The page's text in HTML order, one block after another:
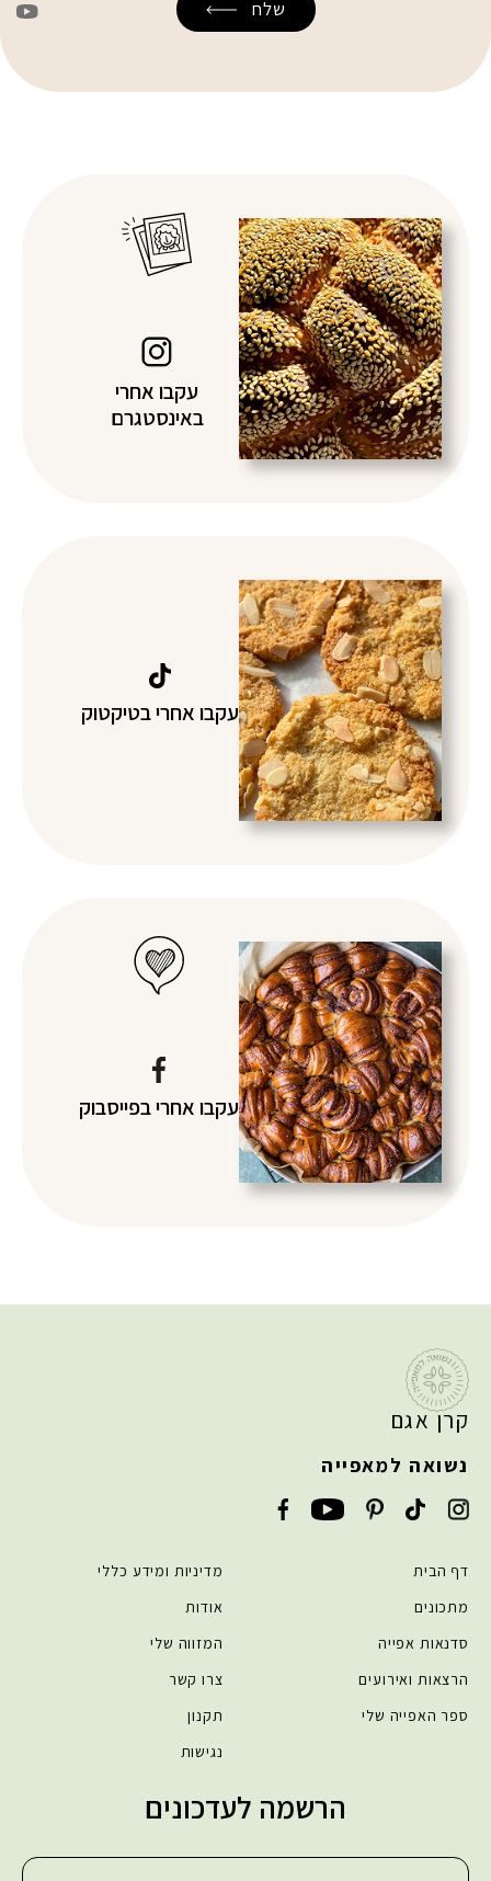
עקבו אחרי
באינסטגרם
עקבו אחרי בטיקטוק
עקבו אחריבפייסבוק
קרן אגם
נשואה למאפייה
דף הבית
מתכונים
סדנאות אפייה
הרצאות ואירועים
ספר האפייה שלי
מדיניות ומידע כללי
אודות
המזווה שלי
צרו קשר
תקנון
נגישות
הרשמה לעדכונים